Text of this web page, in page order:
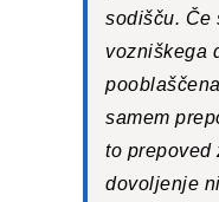
sodišču. Če
vozniškega
samem
to prepoved
dovoljenje